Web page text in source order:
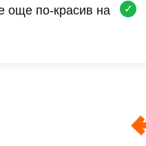
още по-красив на
✓